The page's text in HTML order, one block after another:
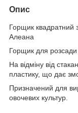
Опис
Горщик квадратний
Алеана
Горщик для
На відміну від
пластику, що дає
Призначений для
овочевих культур.